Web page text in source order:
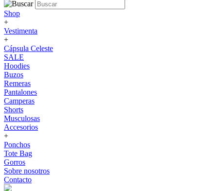
Shop
+
Vestimenta
+
Cápsula Celeste
SALE
Hoodies
Buzos
Remeras
Pantalones
Camperas
Shorts
Musculosas
Accesorios
+
Ponchos
Tote Bag
Gorros
Sobre nosotros
Contacto